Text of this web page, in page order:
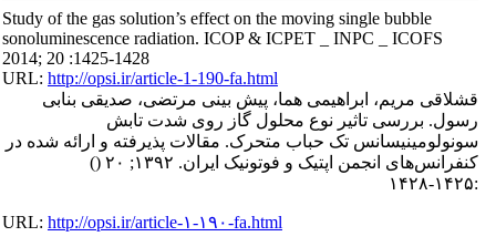
Study of the gas solution’s effect on the moving single bubble
sonoluminescence radiation. ICOP & ICPET _ INPC _ ICOFS
2014; 20 :1425-1428
URL:http://opsi.ir/article-1-190-fa.html
قشلاقی مریم، ابراهیمی هما، پیش بینی مرتضی، صدیقی بنابی
رسول. بررسی تاثیر نوع محلول گاز روی شدت تابش
سونولومینیسانس تک حباب متحرک. مقالات پذیرفته و ارائه شده در
کنفرانس‌های انجمن اپتیک و فوتونیک ایران. ۱۳۹۲; ۲۰
()
URL:http://opsi.ir/article-۱-۱۹۰-fa.html